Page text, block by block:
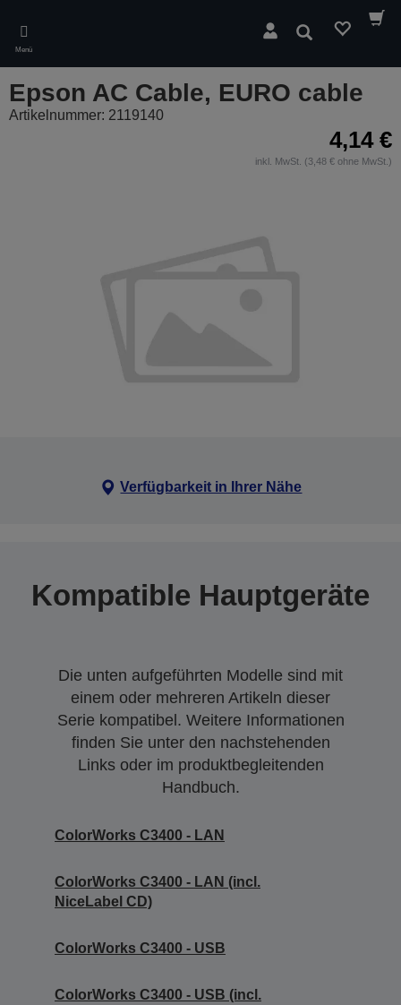
main
content
Menü
Suchen
Epson AC Cable, EURO cable
Artikelnummer: 2119140
4,14 €
inkl. MwSt. (3,48 € ohne MwSt.)
Verfügbarkeit in Ihrer Nähe
Kompatible Hauptgeräte
Die unten aufgeführten Modelle sind mit
einem oder mehreren Artikeln dieser
Serie kompatibel. Weitere Informationen
finden Sie unter den nachstehenden
Links oder im produktbegleitenden
Handbuch.
ColorWorks C3400 - LAN
ColorWorks C3400 - LAN (incl.
NiceLabel CD)
ColorWorks C3400 - USB
ColorWorks C3400 - USB (incl.